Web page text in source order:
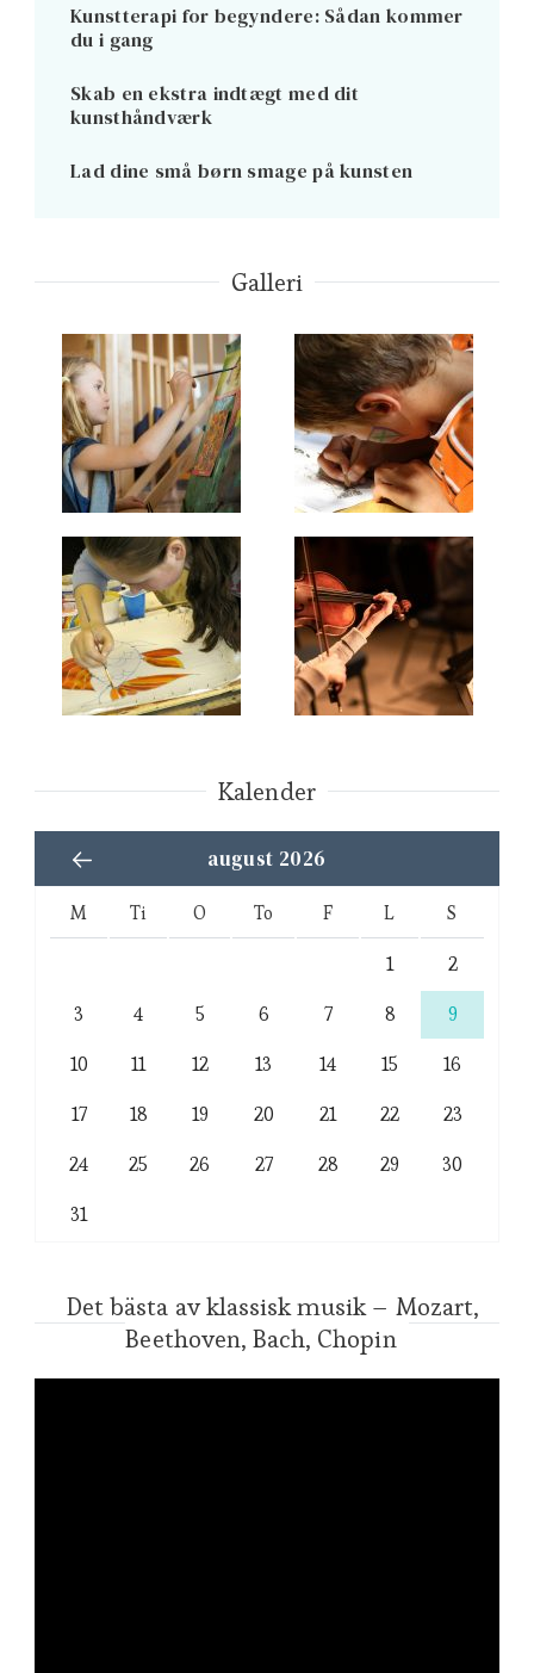
Kunstterapi for begyndere: Sådan kommer
du i gang
Skab en ekstra indtægt med dit
kunsthåndværk
Lad dine små børn smage på kunsten
Galleri
Kalender
august 2026
M Ti O To F L S
1
2
3
4 5 6 7 8
9
10
11 12 13 14 15
16
17
18 19 20 21 22
23
24
25 26 27 28 29
30
31
Det bästa av klassisk musik – Mozart,
Beethoven, Bach, Chopin